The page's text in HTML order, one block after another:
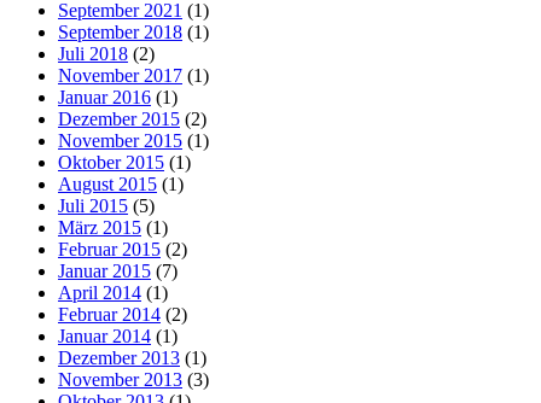
September 2021 (1)
September 2018 (1)
Juli 2018 (2)
November 2017 (1)
Januar 2016 (1)
Dezember 2015 (2)
November 2015 (1)
Oktober 2015 (1)
August 2015 (1)
Juli 2015 (5)
März 2015 (1)
Februar 2015 (2)
Januar 2015 (7)
April 2014 (1)
Februar 2014 (2)
Januar 2014 (1)
Dezember 2013 (1)
November 2013 (3)